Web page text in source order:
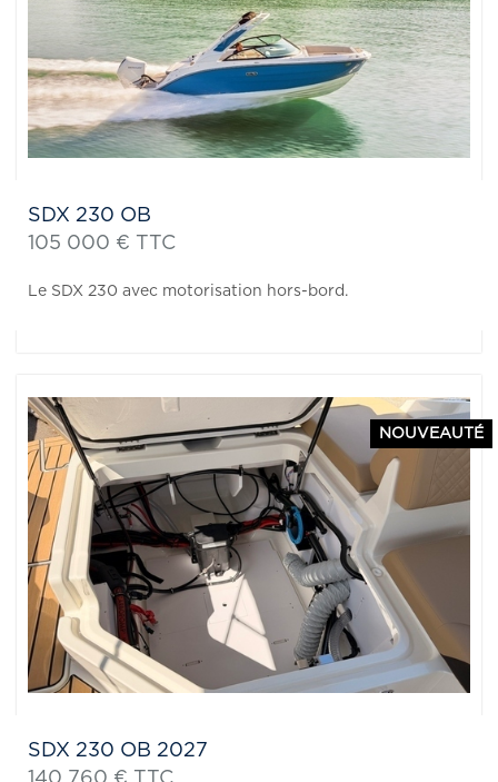
SDX 230 OB
105 000 € TTC
Le SDX 230 avec motorisation hors-bord.
NOUVEAUTÉ
SDX 230 OB 2027